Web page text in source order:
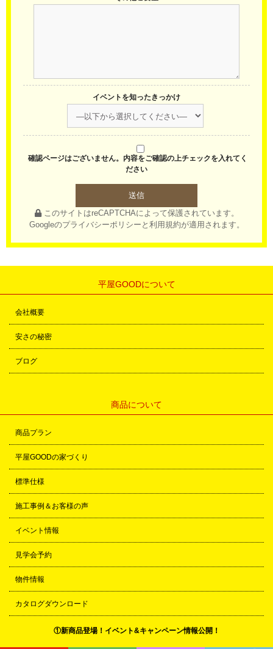
イベントを知ったきっかけ
確認ページはございません。内容をご確認の上チェックを入れてく
ださい
このサイトはreCAPTCHAによって保護されています。
Googleのプライバシーポリシー と 利用規約が適用されます。
平屋GOODについて
会社概要
安さの秘密
ブログ
商品について
商品プラン
平屋GOODの家づくり
標準仕様
施工事例＆お客様の声
イベント情報
見学会予約
物件情報
カタログダウンロード
①新商品登場！イベント&キャンペーン情報公開！